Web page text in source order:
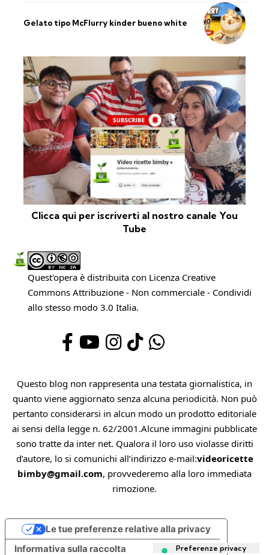
Gelato tipo McFlurry kinder bueno white
Clicca qui per iscriverti al nostro canale You
Tube
Quest'opera è distribuita con Licenza Creative
Commons Attribuzione - Non commerciale - Condividi
allo stesso modo 3.0 Italia.
Questo blog non rappresenta una testata giornalistica, in
quanto viene aggiornato senza alcuna periodicità. Non può
pertanto considerarsi in alcun modo un prodotto editoriale
ai sensi della legge n. 62/2001.Alcune immagini pubblicate
sono tratte da inter net. Qualora il loro uso violasse diritti
d’autore, lo si comunichi all’indirizzo e-mail:videoricette
bimby@gmail.com, provvederemo alla loro immediata
rimozione.
Informativa sulla raccolta
Le tue preferenze relative alla privacy